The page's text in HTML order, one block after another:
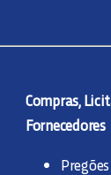
Compras,
Fornecedores
Pregões